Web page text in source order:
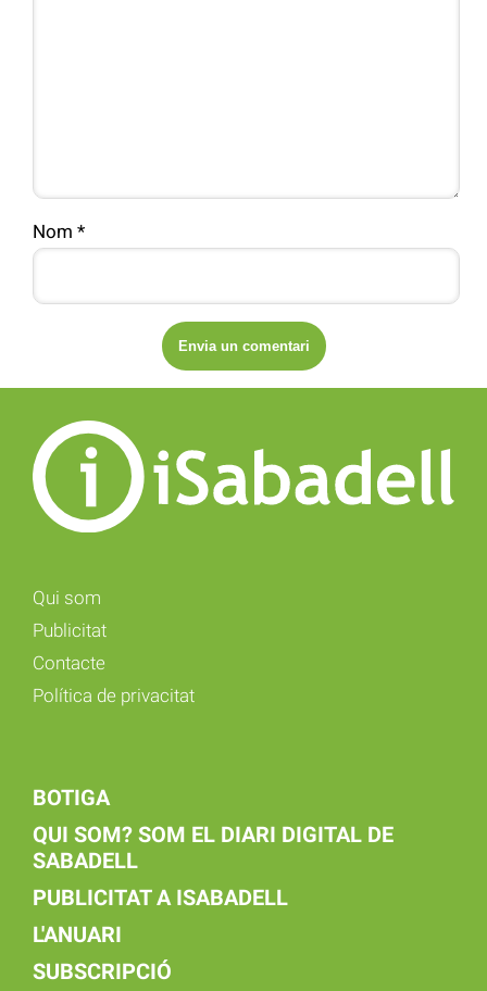
Nom *
Qui som
Publicitat
Contacte
Política de privacitat
BOTIGA
QUI SOM? SOM EL DIARI DIGITAL DE
SABADELL
PUBLICITAT A ISABADELL
L'ANUARI
SUBSCRIPCIÓ